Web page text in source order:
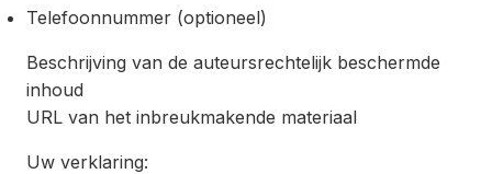
Telefoonnummer (optioneel)
Beschrijving van de auteursrechtelijk beschermde
inhoud
URL van het inbreukmakende materiaal
Uw verklaring: